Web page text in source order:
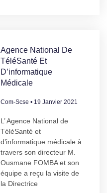
Agence National De
TéléSanté Et
D’informatique
Médicale
Com-Scse 19 Janvier 2021
L’ Agence National de
TéléSanté et
d’informatique médicale à
travers son directeur M.
Ousmane FOMBA et son
équipe a reçu la visite de
la Directrice